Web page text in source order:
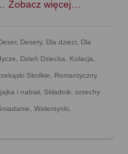
Zobacz więcej…
, Desery, Dla dzieci Dla
Dzień Dziecka Kolacja
Słodkie Romantyczny
i nabiał Składnik: orzechy
Walentynki